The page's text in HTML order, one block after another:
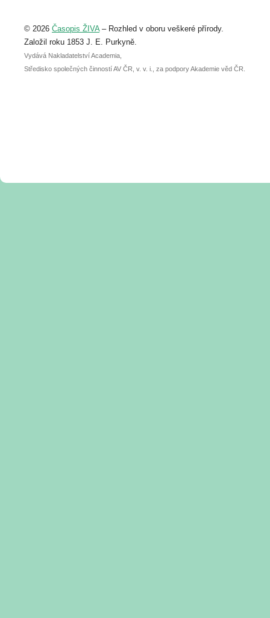
abstraktu přihlášené přednášky nebo
posteru je už 30. června.
© 2026 Časopis ŽIVA– Rozhled v oboru veškeré přírody.
Založil roku 1853 J. E. Purkyně.
Vydává Nakladatelství Academia,
Středisko společných činností AV ČR, v. v. i., za podpory Akademie věd ČR.